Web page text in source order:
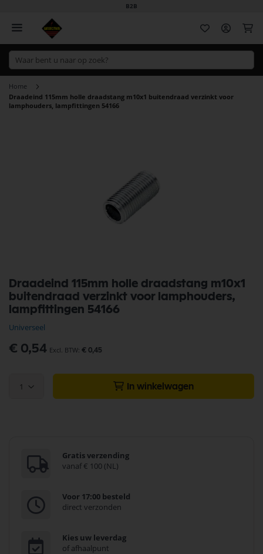
B2B
Home
Draadeind 115mm holle draadstang m10x1 buitendraad verzinkt voor
lamphouders, lampfittingen 54166
Draadeind 115mm holle draadstang m10x1
buitendraad verzinkt voor lamphouders,
lampfittingen 54166
Universeel
€ 0,54 € 0,45
1 In winkelwagen
Gratis verzending
vanaf € 100 (NL)
Voor 17:00 besteld
direct verzonden
Kies uw leverdag
of afhaalpunt
naar
het
begin
de
gallerij